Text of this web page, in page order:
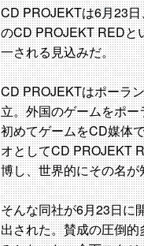
CD PROJEKTは6月23
のCD PROJEKT REDと
一される見込みだ。
CD PROJEKTはポーラ
立。外国のゲームをポ
初めてゲームをCD媒体
オとしてCD PROJEKT
博し、世界的にその名
そんな同社が6月23日に
出された。賛成の圧倒